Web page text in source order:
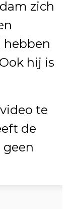
zich
hebben
hij is
te
de